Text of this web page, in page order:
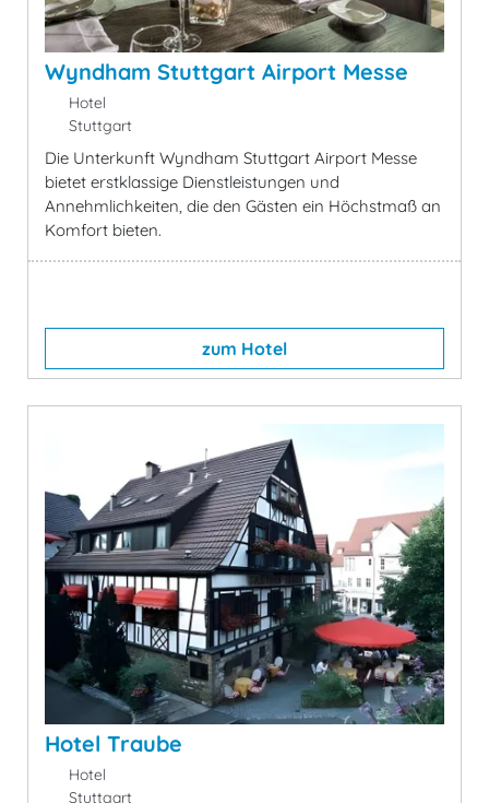
Wyndham Stuttgart Airport Messe
Hotel
Stuttgart
Die Unterkunft Wyndham Stuttgart Airport Messe
bietet erstklassige Dienstleistungen und
Annehmlichkeiten, die den Gästen ein Höchstmaß an
Komfort bieten.
zum Hotel
Hotel Traube
Hotel
Stuttgart